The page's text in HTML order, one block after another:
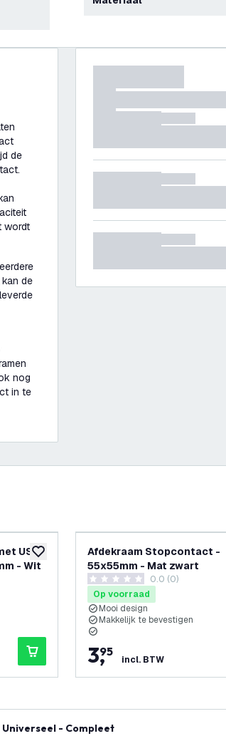
de
wordt
de
nog
in te
toevoegen aan verlanglijst
USB
- Wit
Afdekraam Stopcontact -
55x55mm - Mat zwart
0 score sterren0.0 (0)
Op voorraad
Mooi design
Makkelijk te bevestigen
3,
95
incl. BTW
Universeel - Compleet